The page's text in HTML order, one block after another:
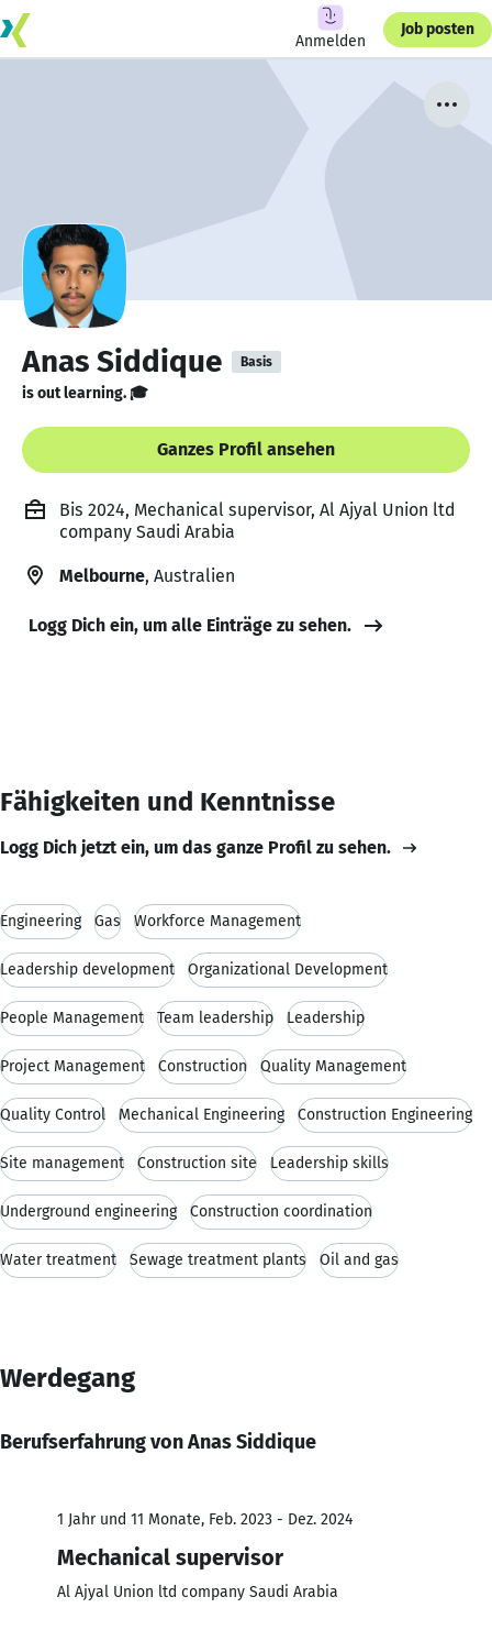
Anmelden
Job posten
Anas Siddique Basis
is out learning. 🎓
Ganzes Profil ansehen
Bis 2024, Mechanical supervisor, Al Ajyal Union ltd
company Saudi Arabia
Melbourne, Australien
Logg Dich ein, um alle Einträge zu sehen.
Fähigkeiten und Kenntnisse
Logg Dich jetzt ein, um das ganze Profil zu sehen.
Engineering Gas Workforce Management
Leadership development Organizational Development
People Management Team leadership Leadership
Project Management Construction Quality Management
Quality Control Mechanical Engineering Construction Engineering
Site management Construction site Leadership skills
Underground engineering Construction coordination
Water treatment Sewage treatment plants Oil and gas
Werdegang
Berufserfahrung von Anas Siddique
1 Jahr und 11 Monate, Feb. 2023 - Dez. 2024
Mechanical supervisor
Al Ajyal Union ltd company Saudi Arabia